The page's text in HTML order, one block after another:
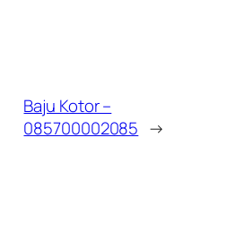
Baju Kotor –
085700002085 →